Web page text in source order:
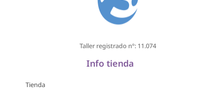
Taller registrado nº: 11.074
Info tienda
Tienda